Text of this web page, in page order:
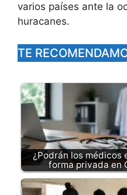
varios países ante la
huracanes.
TE
¿Podrán los médicos
forma privada en